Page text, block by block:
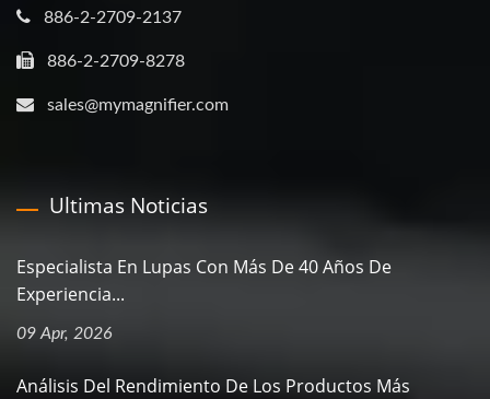
886-2-2709-2137
886-2-2709-8278
sales@mymagnifier.com
Ultimas Noticias
Especialista En Lupas Con Más De 40 Años De
Experiencia...
09 Apr, 2026
Análisis Del Rendimiento De Los Productos Más